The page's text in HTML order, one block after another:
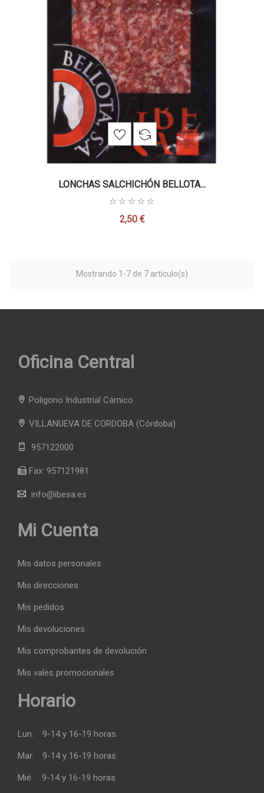
LONCHAS SALCHICHÓN BELLOTA...
Precio
2,50 €
Mostrando 1-7 de 7 artículo(s)
Oficina Central
Poligono Industrial Cárnico
VILLANUEVA DE CORDOBA (Córdoba)
957122000
Fax: 957121981
info@ibesa.es
Mi Cuenta
Mis datos personales
Mis direcciones
Mis pedidos
Mis devoluciones
Mis comprobantes de devolución
Mis vales promocionales
Horario
Lun. 9-14 y 16-19 horas
Mar. 9-14 y 16-19 horas
Mié. 9-14 y 16-19 horas